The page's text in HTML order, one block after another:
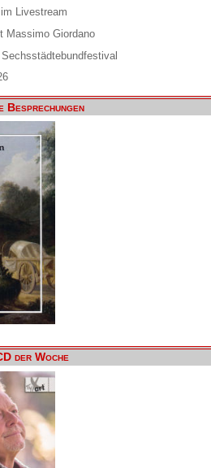
Livestream
Massimo Giordano
Besprechungen
der Woche